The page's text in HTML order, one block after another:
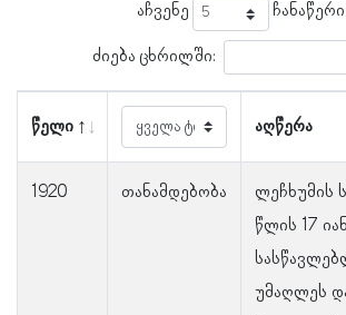
აჩვენე ჩანაწერი
ძიება ცხრილში:
წელი აღწერა
1920 თანამდებობა
ლეჩხუმის
წლის 17
უმაღლეს